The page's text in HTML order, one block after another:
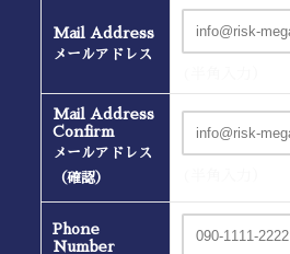
Mail Address
メールアドレス
Mail Address
Confirm
メールアドレス
（確認）
Phone
Number